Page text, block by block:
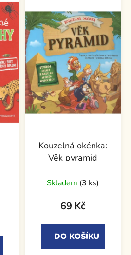
Kouzelná okénka:
Věk pyramid
Skladem (3 ks)
69 Kč
DO KOŠÍKU